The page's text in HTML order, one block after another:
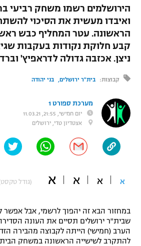
לוח שידורים
ברחבה
"מחצית בשכונה" – פודקאסט
משתתפים וזוכים בפרסים
תקנון משתתפים וזוכים בפרסים
תקנון עבור פעילות אלקטרה
תקנון עבור פעילות ספורט 1 – "מרלן"
גיימינג E-Sports
הפועל חיפה
הפועל באר שבע
ליגה טורקית
ליגה ברזילאית
ליגות נוספות
ג'ודו
אגרוף
ספורט אולימפי
UFC
היאבקות WWE
ספורט מוטורי
כדורמים
בייסבול MLB
הירושלמים רשמו משחק רביעי
ואיבדו מעשית את הסיכוי
הראשונה. עטר המחליף כבש
קבע חלוקת נקודות בעקבות
ניצן. אכזבה גדולה לדראפיץ'
קבוצות: בית"ר ירושלים בני יהודה
מערכת ספורט 1
יום חמישי, 21:55, 11.03.21
אצטדיון טדי, ירושלים
א א א א (גודל
במחזור הבא זה יהפוך לרשמי, אבל אפשר
שבית"ר ירושלים תסיים את העונה
הערב (חמישי) הייתה לקבוצה מהבירה
להתקרב לשישייה הראשונה במשחק הבית